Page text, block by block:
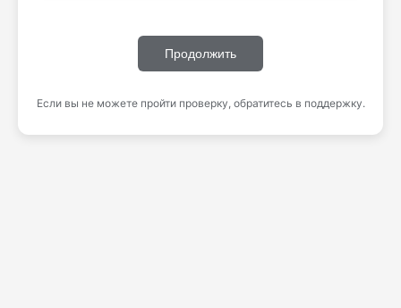
Продолжить
Если вы не можете пройти проверку, обратитесь в поддержку.